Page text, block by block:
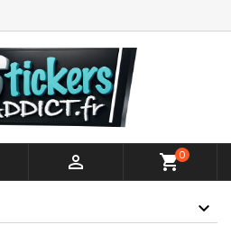
 shopping_cart0